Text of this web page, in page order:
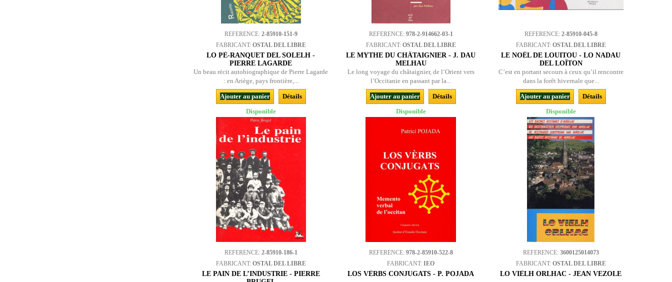
REFERENCE: 2-85910-151-9
FABRICANT: OSTAL DEL LIBRE
LO PÈ-RANQUET DEL SOLELH -
PIERRE LAGARDE
Un beau récit autobiographique de Pierre Lagarde
: en Ariège, pays frontière,...
Ajouter au panier
Détails
Disponible
REFERENCE: 978-2-914662-03-1
FABRICANT: OSTAL DEL LIBRE
LE MYTHE DU CHÂTAIGNIER - J. DAU
MELHAU
Le long voyage du châtaignier, de l’Orient vers
l’Occitanie en passant par la...
Ajouter au panier
Détails
Disponible
REFERENCE: 2-85910-045-8
FABRICANT: OSTAL DEL LIBRE
LE NOËL DE LOUITOU - LO NADAU
DEL LOÏTON
C’est en portant secours à ceux qu’il rencontre
dans la forêt hivernale que...
Ajouter au panier
Détails
Disponible
REFERENCE: 2-85910-186-1
FABRICANT: OSTAL DEL LIBRE
LE PAIN DE L’INDUSTRIE - PIERRE
REFERENCE: 978-2-85910-522-8
FABRICANT:IEO
LOS VÈRBS CONJUGATS - P. POJADA
REFERENCE: 3600125014073
FABRICANT: OSTAL DEL LIBRE
LO VIÈLH ORLHAC - JEAN VEZOLE